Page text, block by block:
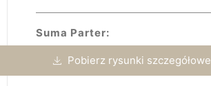
Suma Parter:
Pobierz rysunki szczegółowe